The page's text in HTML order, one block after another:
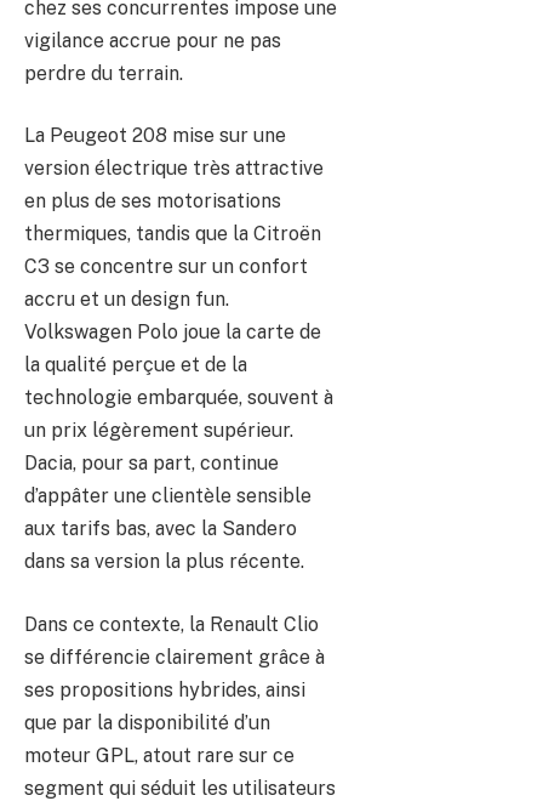
chez ses concurrentes impose une
vigilance accrue pour ne pas
perdre du terrain.
La Peugeot 208 mise sur une
version électrique très attractive
en plus de ses motorisations
thermiques, tandis que la Citroën
C3 se concentre sur un confort
accru et un design fun.
Volkswagen Polo joue la carte de
la qualité perçue et de la
technologie embarquée, souvent à
un prix légèrement supérieur.
Dacia, pour sa part, continue
d’appâter une clientèle sensible
aux tarifs bas, avec la Sandero
dans sa version la plus récente.
Dans ce contexte, la Renault Clio
se différencie clairement grâce à
ses propositions hybrides, ainsi
que par la disponibilité d’un
moteur GPL, atout rare sur ce
segment qui séduit les utilisateurs